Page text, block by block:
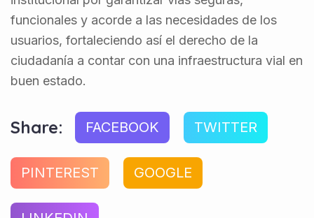
funcionales y acorde a las necesidades de los
usuarios, fortaleciendo así el derecho de la
ciudadanía a contar con una infraestructura vial en
buen estado.
Share: FACEBOOK TWITTER
PINTEREST GOOGLE